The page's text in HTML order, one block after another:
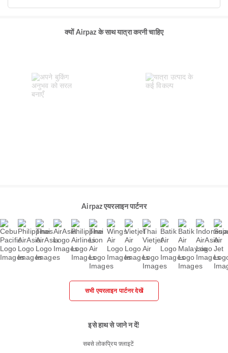
क्यों Airpaz के साथ यात्रा करनी चाहिए
Airpaz एयरलाइन पार्टनर
सभी एयरलाइन पार्टनर देखें
इसे हाथ से जाने न दें!
सबसे लोकप्रिय फ़्लाइटें